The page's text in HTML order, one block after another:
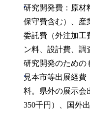
研究開発費：原材
保守費含む）、産
委託費（外注加工
ン料、設計費、調
研究開発のための
見本市等出展経費
料。県外の展示会
350千円）、国外